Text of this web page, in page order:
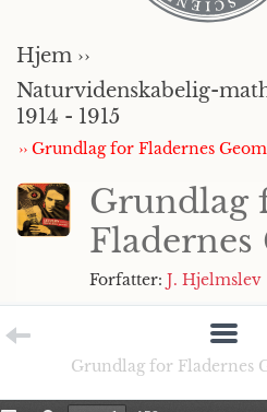
Hjem ››
Naturvidenskabelig-
1914 - 1915
›› Grundlag for Fladernes
Grundlag
Fladernes
Forfatter: J. Hjelmslev
Grundlag for Fladernes